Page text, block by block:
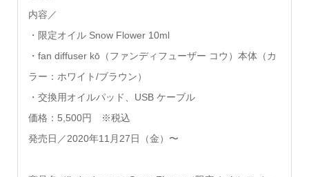
内容／
・限定オイル Snow Flower 10ml
・fan diffuser kō（ファンディフューザー コウ）本体（カ
ラー：ホワイト/ブラウン）
・交換用オイルパッド、USB ケーブル
価格：5,500円 ※税込
発売日／2020年11月27日（金）〜